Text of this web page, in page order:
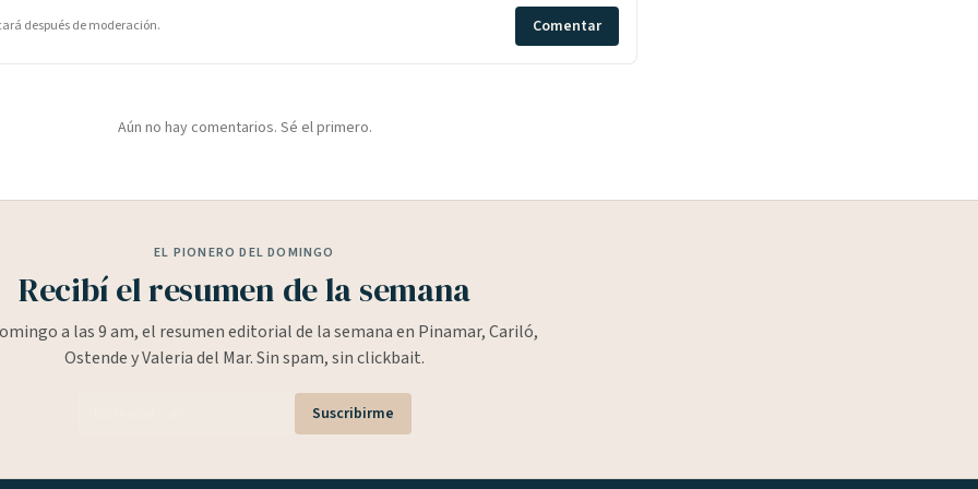
después de moderación. Comentar
Aún no hay comentarios. Sé el primero.
EL PIONERO DEL DOMINGO
Recibí el resumen de la semana
a las 9 am, el resumen editorial de la semana en Pinamar, Cariló,
Ostende y Valeria del Mar. Sin spam, sin clickbait.
Suscribirme